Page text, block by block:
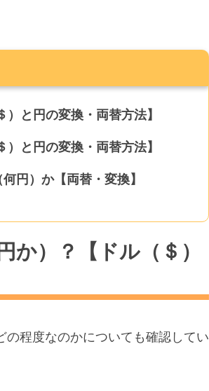
と円の変換・両替方法】
と円の変換・両替方法】
円）か【両替・変換】
か）？【ドル（＄）
程度なのかについても確認してい